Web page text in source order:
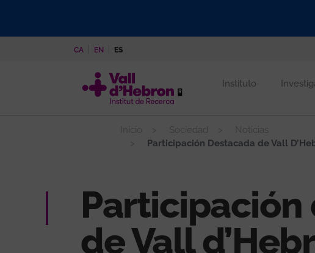
CA EN ES
Instituto
Sociedad
Noticias
Participación Destacada de Vall
Participación
de Vall